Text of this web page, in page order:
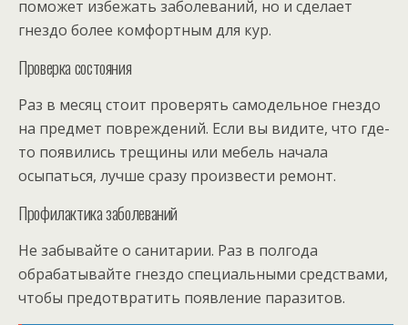
поможет избежать заболеваний, но и сделает
гнездо более комфортным для кур.
Проверка состояния
Раз в месяц стоит проверять самодельное гнездо
на предмет повреждений. Если вы видите, что где-
то появились трещины или мебель начала
осыпаться, лучше сразу произвести ремонт.
Профилактика заболеваний
Не забывайте о санитарии. Раз в полгода
обрабатывайте гнездо специальными средствами,
чтобы предотвратить появление паразитов.